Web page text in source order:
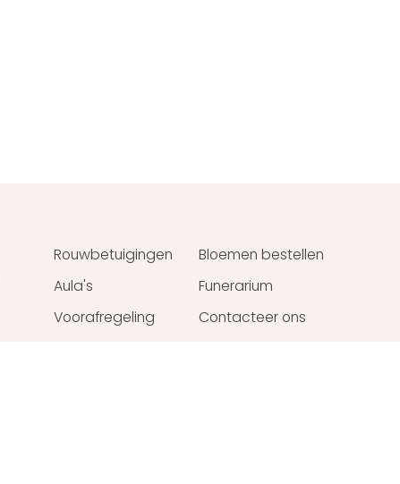
Rouwbetuigingen
Bloemen bestellen
Aula's
Funerarium
Voorafregeling
Contacteer ons